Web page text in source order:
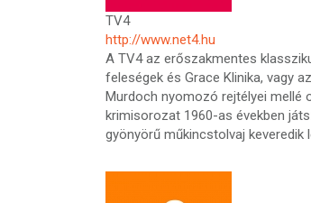
TV4
http://www.net4.hu
A TV4 az erőszakmentes
feleségek és Grace Klinika, vagy
Murdoch nyomozó rejtélyei mellé
krimisorozat 1960-as években
gyönyörű műkincstolvaj